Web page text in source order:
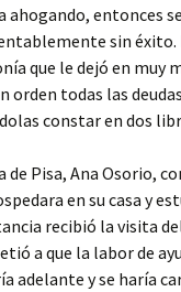
ahogando, entonces
sin éxito.
que le dejó en muy
orden todas las
constar en dos
de Pisa, Ana Osorio,
en su casa y
recibió la visita
a que la labor de
adelante y se haría